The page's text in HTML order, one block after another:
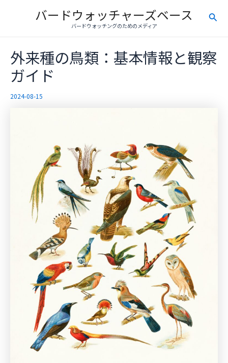
バードウォッチャーズベース
バードウォッチングのためのメディア
検
外来種の鳥類：基本情報と観察
ガイド
2024-08-15